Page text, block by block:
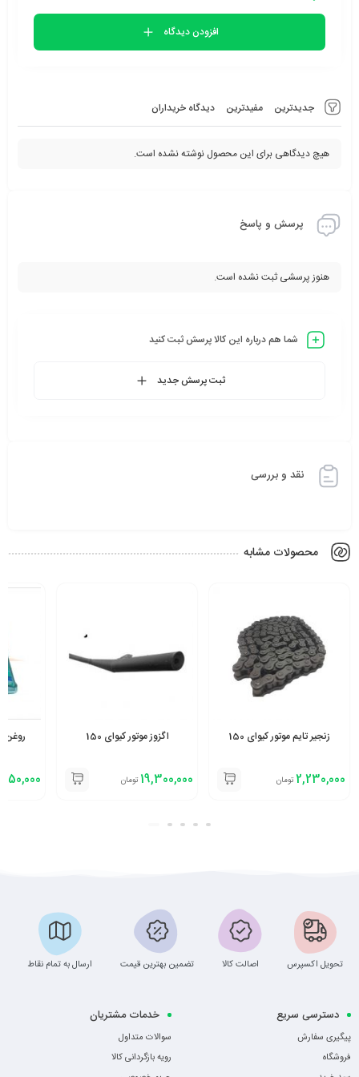
جدیدترین مفیدترین دیدگاه خریداران
هیچ دیدگاهی برای این محصول نوشته نشده است.
افزودن دیدگاه
پرسش و پاسخ
هنوز پرسشی ثبت نشده است.
شما هم درباره این کالا پرسش ثبت کنید
ثبت پرسش جدید
نقد و بررسی
محصولات مشابه
زنجیر تایم موتور کیوای 150
2,230,000 تومان
اگزوز موتور کیوای 150
19,300,000 تومان
روغن
650,000
تحویل اکسپرس اصالت کالا تضمین بهترین قیمت ارسال به تمام نقاط
دسترسی سریع
پیگیری سفارش
فروشگاه
خدمات مشتریان
سوالات متداول
رویه بازگردانی کالا